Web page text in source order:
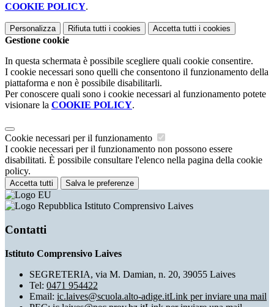
COOKIE POLICY.
Personalizza Rifiuta tutti i cookies Accetta tutti i cookies
Gestione cookie
In questa schermata è possibile scegliere quali cookie consentire.
I cookie necessari sono quelli che consentono il funzionamento della
piattaforma e non è possibile disabilitarli.
Per conoscere quali sono i cookie necessari al funzionamento potete
visionare la COOKIE POLICY.
Cookie necessari per il funzionamento
I cookie necessari per il funzionamento non possono essere
disabilitati. È possibile consultare l'elenco nella pagina della cookie
policy.
Accetta tutti Salva le preferenze
Istituto Comprensivo Laives
Contatti
Istituto Comprensivo Laives
SEGRETERIA, via M. Damian, n. 20, 39055 Laives
Tel: 0471 954422
Email: ic.laives@scuola.alto-adige.itLink per inviare una mail